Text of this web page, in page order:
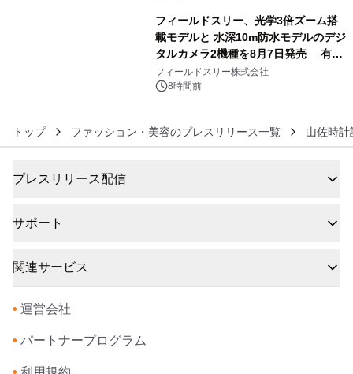
フィールドスリー、光学3倍ズーム搭
載モデルと 水深10m防水モデルのデジ
タルカメラ2機種を8月7日発売 有効
約1300万画素、用途別に選べるコンデ
ジ新登場
フィールドスリー株式会社
8時間前
トップ ファッション・美容のプレスリリース一覧 山佐時
プレスリリース配信
サポート
関連サービス
• 運営会社
• パートナープログラム